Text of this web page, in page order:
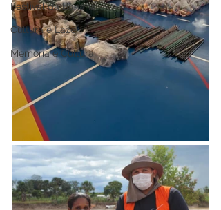
Festival da Banana
Cultura e Lazer
Memória e Cultura